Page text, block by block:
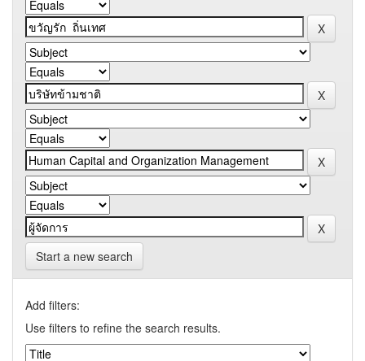
Start a new search
Add filters:
Use filters to refine the search results.